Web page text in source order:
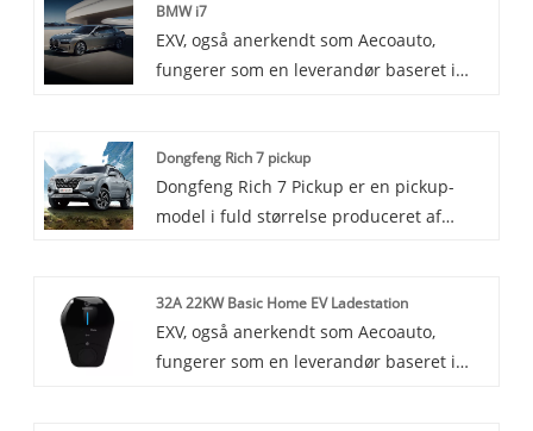
tron GT er en højtydende version af e-
tron GT, bygget af Audis RS-afdeling med
fokus på ydeevne og køreoplevelse.
BMW i7
EXV, også anerkendt som Aecoauto,
fungerer som en leverandør baseret i
i7. BMW i7 er et flagskibs luksussedan,
der kombinerer BMWs berømte luksus og
ydeevne med avanceret elektrisk
Dongfeng Rich 7 pickup
Dongfeng Rich 7 Pickup er en pickup-
model i fuld størrelse produceret af
lastkapacitet og mere luksuriøs indvendig
konfiguration, velegnet til
forretningsbrug og personlig brug.
32A 22KW Basic Home EV Ladestation
EXV, også anerkendt som Aecoauto,
fungerer som en leverandør baseret i